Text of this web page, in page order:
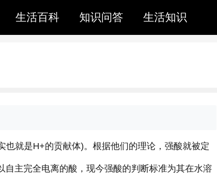
生活百科 知识问答 生活知识
也就是H+的贡献体)。根据他们的理论，强酸就被定
自主完全电离的酸，现今强酸的判断标准为其在水溶